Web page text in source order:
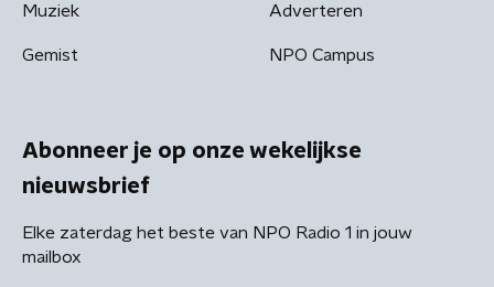
Muziek
Gemist
Adverteren
NPO Campus
Abonneer je op onze wekelijkse
nieuwsbrief
Elke zaterdag het beste van NPO Radio 1 in jouw
mailbox